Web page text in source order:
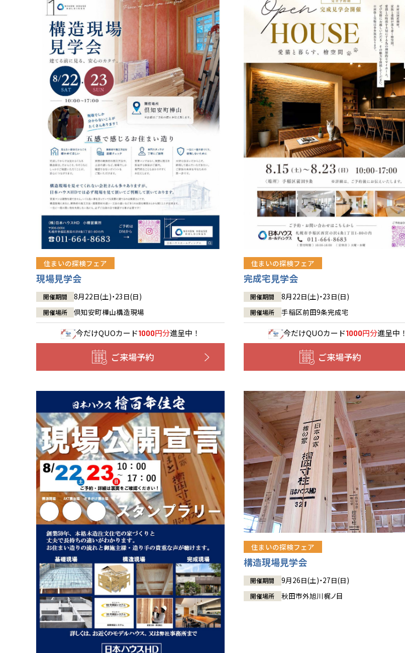
住まいの探検フェア
現場見学会
開催期間 8月22日(土)・23日(日)
開催場所 倶知安町樺山構造現場
今だけQUOカード1000円分進呈中！
ご来場予約
住まいの探検フェア
完成宅見学会
開催期間 8月22日(土)・23日(日)
開催場所 手稲区前田9条完成宅
今だけQUOカード1000円分進呈中！
ご来場予約
住まいの探検フェア
構造現場見学会
開催期間 9月26日(土)・27日(日)
開催場所 秋田市外旭川梶ノ目